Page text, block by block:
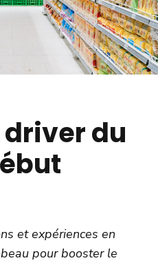
du
et expériences en
pour booster le